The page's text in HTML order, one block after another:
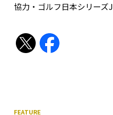
協力・ゴルフ日本シリーズ